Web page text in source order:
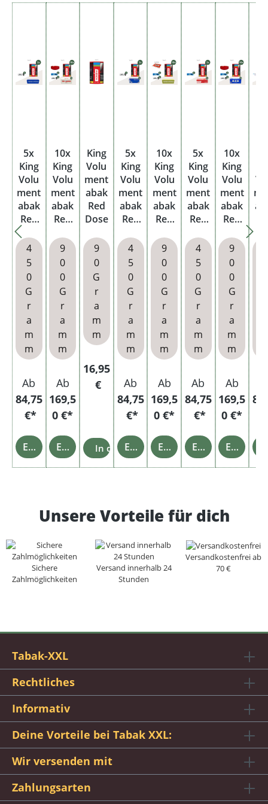
5x
King
Volu
ment
abak
Red
Dose
mit
wähl
baren
Hülse
n und
Stur
mfeu
erzeu
g
4
5
0
G
r
a
m
m
Ab
84,75
€*
Einzelheiten
10x
King
Volu
ment
abak
Red
mit
2000
King
Size
Filter
hülse
n
9
0
0
G
r
a
m
m
Ab
169,5
0 €*
Einzelheiten
King
Volu
ment
abak
Red
Dose
9
0
G
r
a
m
m
Regulärer Preis:
16,95
€
In den Warenkorb
5x
King
Volu
ment
abak
Red
1000
King
Size
Filter
hülse
n und
Stur
mfeu
erzeu
g
4
5
0
G
r
a
m
m
Ab
84,75
€*
Einzelheiten
10x
King
Volu
ment
abak
Red
mit
wähl
baren
Hülse
n und
Stopf
tablet
t
9
0
0
G
r
a
m
m
Ab
169,5
0 €*
Einzelheiten
5x
King
Volu
ment
abak
Red
mit
1000
King
Size
Filter
hülse
n
4
5
0
G
r
a
m
m
Ab
84,75
€*
Einzelheiten
10x
King
Volu
ment
abak
Red
mit
2000
Filter
hülse
n und
Glasa
schen
bech
er
9
0
0
G
r
a
m
m
Ab
169,5
0 €*
Einzelheiten
Unsere Vorteile für dich
Sichere
Zahlmöglichkeiten
Versand innerhalb 24
Stunden
Versandkostenfrei ab
70 €
Tabak-XXL
Rechtliches
Informativ
Deine Vorteile bei Tabak XXL:
Wir versenden mit
Zahlungsarten